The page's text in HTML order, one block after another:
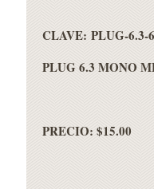
CLAVE: PLUG-6.3-6
PLUG 6.3 MONO
PRECIO: $15.00